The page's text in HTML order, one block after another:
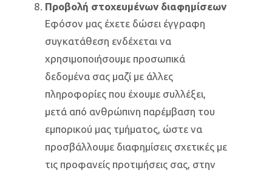
Προβολή στοχευμένων διαφημίσεων
Εφόσον μας έχετε δώσει έγγραφη
συγκατάθεση ενδέχεται να
χρησιμοποιήσουμε προσωπικά
δεδομένα σας μαζί με άλλες
πληροφορίες που έχουμε συλλέξει,
μετά από ανθρώπινη παρέμβαση του
εμπορικού μας τμήματος, ώστε να
προσβάλλουμε διαφημίσεις σχετικές με
τις προφανείς προτιμήσεις σας, στην